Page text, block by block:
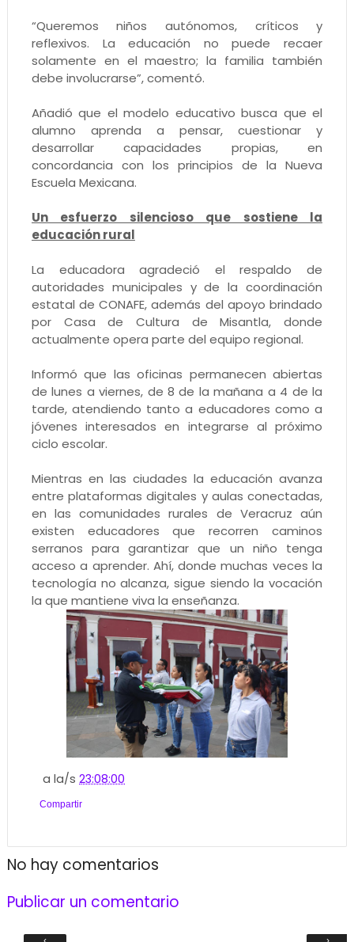
“Queremos niños autónomos, críticos y
reflexivos. La educación no puede recaer
solamente en el maestro; la familia también
debe involucrarse”, comentó.
Añadió que el modelo educativo busca que el
alumno aprenda a pensar, cuestionar y
desarrollar capacidades propias, en
concordancia con los principios de la Nueva
Escuela Mexicana.
Un esfuerzo silencioso que sostiene la
educación rural
La educadora agradeció el respaldo de
autoridades municipales y de la coordinación
estatal de CONAFE, además del apoyo brindado
por Casa de Cultura de Misantla, donde
actualmente opera parte del equipo regional.
Informó que las oficinas permanecen abiertas
de lunes a viernes, de 8 de la mañana a 4 de la
tarde, atendiendo tanto a educadores como a
jóvenes interesados en integrarse al próximo
ciclo escolar.
Mientras en las ciudades la educación avanza
entre plataformas digitales y aulas conectadas,
en las comunidades rurales de Veracruz aún
existen educadores que recorren caminos
serranos para garantizar que un niño tenga
acceso a aprender. Ahí, donde muchas veces la
tecnología no alcanza, sigue siendo la vocación
la que mantiene viva la enseñanza.
a la/s23:08:00
Compartir
No hay comentarios
Publicar un comentario